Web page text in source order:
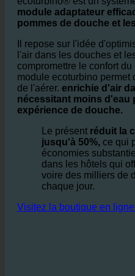
hôtels ?
ecoturbino® est un
module adaptateur
pommes de douche et
Il repose sur l'idée
l'air dans les douches et
compromettre le confort
module ecoturbino permet
de l'aérer.
nécessitant moins
expérience de douche.
Le présentréduit la
jusqu'à 50%,ce qui
économies
dans les hôtels qui
voire des milliers de
chaque jour.